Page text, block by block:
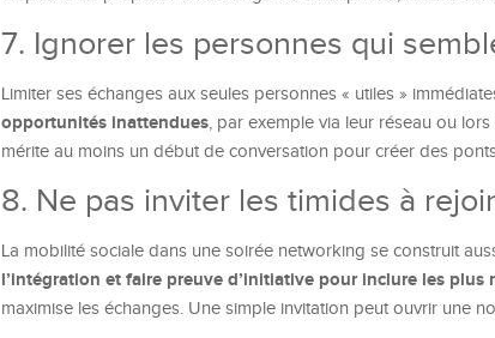
7. Ignorer les personnes qui
Limiter ses échanges aux seules personnes « utiles »
opportunités inattendues, par exemple via leur réseau ou
mérite au moins un début de conversation pour créer des
8. Ne pas inviter les timides à
La mobilité sociale dans une soirée networking se construit
l’intégration et faire preuve d’initiative pour inclure les plus
maximise les échanges. Une simple invitation peut ouvrir une